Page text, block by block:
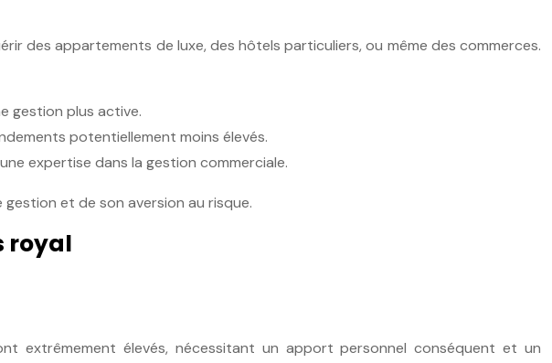
des appartements de luxe, des hôtels particuliers, ou même des commerces.
gestion plus active.
potentiellement moins élevés.
expertise dans la gestion commerciale.
et de son aversion au risque.
royal
extrêmement élevés, nécessitant un apport personnel conséquent et un